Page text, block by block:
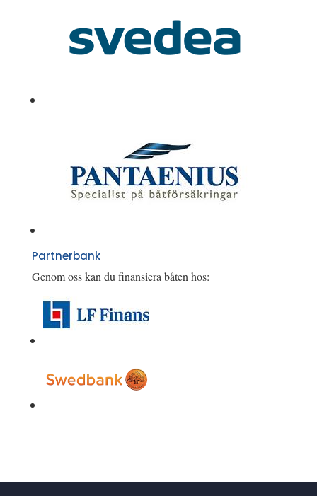
Partnerbank
Genom oss kan du finansiera båten hos: